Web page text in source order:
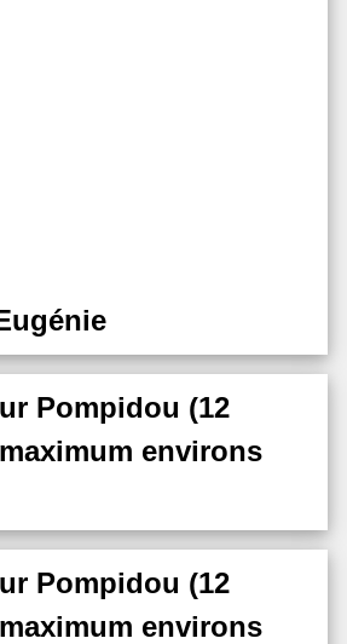
Pompidou (12
environs
Pompidou (12
environs